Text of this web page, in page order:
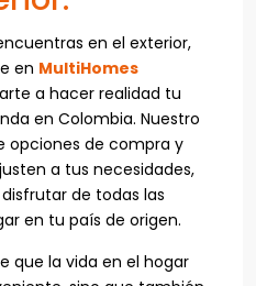
en el exterior,
en MultiHomes
a hacer realidad tu
en Colombia. Nuestro
opciones de compra y
a tus necesidades,
de todas las
en tu país de origen.
que la vida en el hogar